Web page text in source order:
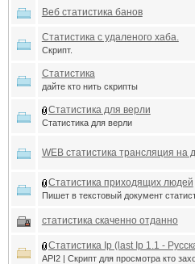
Веб статистика банов
Статистика с удаленого хаба.
Скрипт.
Статистика
дайте кто нить скрипты
Статистика для верли
Статистика для верли
WEB статистика трансляция на
Статистика приходящих людей
Пишет в текстовый документ
статистика скаченно отданно
Статистика Ip (last Ip 1.1 -
API2 | Скрипт для просмотра кто